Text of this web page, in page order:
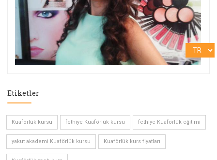
Etiketler
Kuaförlük kursu fethiye Kuaförlük kursu fethiye Kuaförlük eğitimi
yakut akademi Kuaförlük kursu Kuaförlük kurs fiyatları